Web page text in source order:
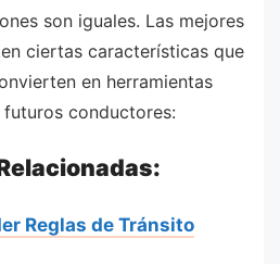
son iguales. Las mejores
ciertas características que
en herramientas
conductores:
Reglas de Tránsito